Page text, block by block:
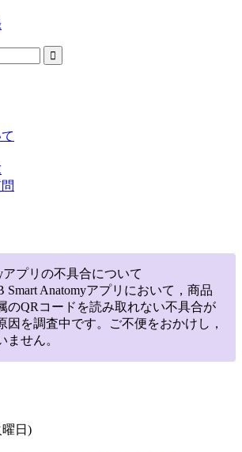
アプリの不具合について
Smart Anatomyアプリにおいて，商品
のQRコードを読み取れない不具合が
因を調査中です。ご不便をおかけし，
ません。
曜日)